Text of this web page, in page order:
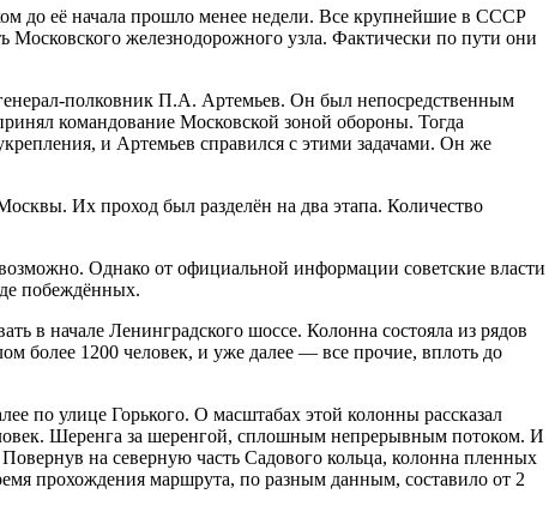
до её начала прошло менее недели. Все крупнейшие в СССР
железнодорожного узла. Фактически по пути они
полковник П.А. Артемьев. Он был непосредственным
командование Московской зоной обороны. Тогда
и Артемьев справился с этими задачами. Он же
Их проход был разделён на два этапа. Количество
Однако от официальной информации советские власти
побеждённых.
в начале Ленинградского шоссе. Колонна состояла из рядов
более 1200 человек, и уже далее — все прочие, вплоть до
по улице Горького. О масштабах этой колонны рассказал
Шеренга за шеренгой, сплошным непрерывным потоком. И
на северную часть Садового кольца, колонна пленных
прохождения маршрута, по разным данным, составило от 2